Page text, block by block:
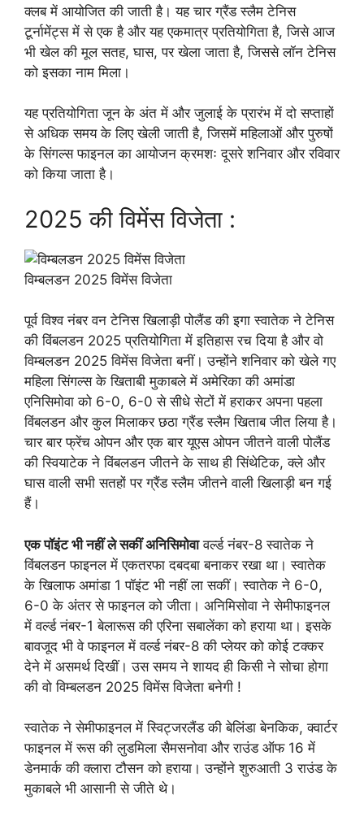
क्लब में आयोजित की जाती है। यह चार ग्रैंड स्लैम टेनिस
टूर्नामेंट्स में से एक है और यह एकमात्र प्रतियोगिता है, जिसे आज
भी खेल की मूल सतह, घास, पर खेला जाता है, जिससे लॉन टेनिस
को इसका नाम मिला।
यह प्रतियोगिता जून के अंत में और जुलाई के प्रारंभ में दो सप्ताहों
से अधिक समय के लिए खेली जाती है, जिसमें महिलाओं और पुरुषों
के सिंगल्स फाइनल का आयोजन क्रमशः दूसरे शनिवार और रविवार
को किया जाता है।
2025 की विमेंस विजेता :
विम्बलडन 2025 विमेंस विजेता
पूर्व विश्व नंबर वन टेनिस खिलाड़ी पोलैंड की इगा स्वातेक ने टेनिस
की विंबलडन 2025 प्रतियोगिता में इतिहास रच दिया है और वो
विम्बलडन 2025 विमेंस विजेता बनीं। उन्होंने शनिवार को खेले गए
महिला सिंगल्स के खिताबी मुकाबले में अमेरिका की अमांडा
एनिसिमोवा को 6-0, 6-0 से सीधे सेटों में हराकर अपना पहला
विंबलडन और कुल मिलाकर छठा ग्रैंड स्लैम खिताब जीत लिया है।
चार बार फ्रेंच ओपन और एक बार यूएस ओपन जीतने वाली पोलैंड
की स्वियाटेक ने विंबलडन जीतने के साथ ही सिंथेटिक, क्ले और
घास वाली सभी सतहों पर ग्रैंड स्लैम जीतने वाली खिलाड़ी बन गई
हैं।
एक पॉइंट भी नहीं ले सकीं अनिसिमोवावर्ल्ड नंबर-8 स्वातेक ने
विंबलडन फाइनल में एकतरफा दबदबा बनाकर रखा था। स्वातेक
के खिलाफ अमांडा 1 पॉइंट भी नहीं ला सकीं। स्वातेक ने 6-0,
6-0 के अंतर से फाइनल को जीता। अनिमिसोवा ने सेमीफाइनल
में वर्ल्ड नंबर-1 बेलारूस की एरिना सबालेंका को हराया था। इसके
बावजूद भी वे फाइनल में वर्ल्ड नंबर-8 की प्लेयर को कोई टक्कर
देने में असमर्थ दिखीं। उस समय ने शायद ही किसी ने सोचा होगा
की वो विम्बलडन 2025 विमेंस विजेता बनेगी !
स्वातेक ने सेमीफाइनल में स्विट्जरलैंड की बेलिंडा बेनकिक, क्वार्टर
फाइनल में रूस की लुडमिला सैमसनोवा और राउंड ऑफ 16 में
डेनमार्क की क्लारा टौसन को हराया। उन्होंने शुरुआती 3 राउंड के
मुकाबले भी आसानी से जीते थे।